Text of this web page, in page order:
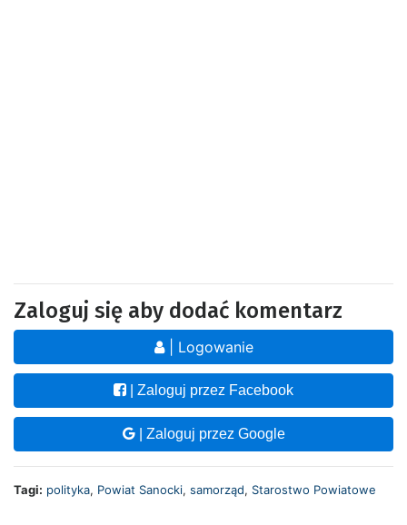
Zaloguj się aby dodać komentarz
| Logowanie
| Zaloguj przez Facebook
| Zaloguj przez Google
Tagi: polityka, Powiat Sanocki, samorząd, Starostwo Powiatowe